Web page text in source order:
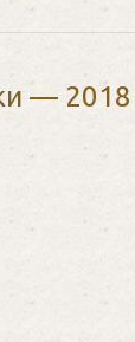
— 2018